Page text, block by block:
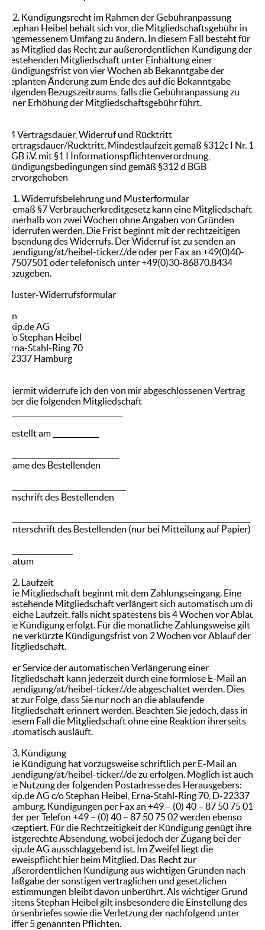
3.2. Kündigungsrecht im Rahmen der Gebühranpassung
Stephan Heibel behält sich vor, die Mitgliedschaftsgebühr in
angemessenem Umfang zu ändern. In diesem Fall besteht für
das Mitglied das Recht zur außerordentlichen Kündigung der
bestehenden Mitgliedschaft unter Einhaltung einer
Kündigungsfrist von vier Wochen ab Bekanntgabe der
geplanten Änderung zum Ende des auf die Bekanntgabe
folgenden Bezugszeitraums, falls die Gebühranpassung zu
einer Erhöhung der Mitgliedschaftsgebühr führt.
§4 Vertragsdauer, Widerruf und Rücktritt
Vertragsdauer/Rücktritt, Mindestlaufzeit gemäß §312c I Nr. 1
BGB i.V. mit §1 I Informationspflichtenverordnung,
Kündigungsbedingungen sind gemäß §312 d BGB
hervorgehoben
4.1. Widerrufsbelehrung und Musterformular
Gemäß §7 Verbraucherkreditgesetz kann eine Mitgliedschaft
innerhalb von zwei Wochen ohne Angaben von Gründen
widerrufen werden. Die Frist beginnt mit der rechtzeitigen
Absendung des Widerrufs. Der Widerruf ist zu senden an
kuendigung/at/heibel-ticker/./de oder per Fax an +49(0)40-
87507501 oder telefonisch unter +49(0)30-86870.8434
abzugeben.
Muster-Widerrufsformular
An
ekip.de AG
c/o Stephan Heibel
Erna-Stahl-Ring 70
22337 Hamburg
Hiermit widerrufe ich den von mir abgeschlossenen Vertrag
über die folgenden Mitgliedschaft
Bestellt am _____________
Name des Bestellenden
Anschrift des Bestellenden
Unterschrift des Bestellenden (nur bei Mitteilung auf Papier)
Datum
4.2. Laufzeit
Die Mitgliedschaft beginnt mit dem Zahlungseingang. Eine
bestehende Mitgliedschaft verlängert sich automatisch um die
gleiche Laufzeit, falls nicht spätestens bis 4 Wochen vor Ablauf
die Kündigung erfolgt. Für die monatliche Zahlungsweise gilt
eine verkürzte Kündigungsfrist von 2 Wochen vor Ablauf der
Mitgliedschaft.
Der Service der automatischen Verlängerung einer
Mitgliedschaft kann jederzeit durch eine formlose E-Mail an
kuendigung/at/heibel-ticker/./de abgeschaltet werden. Dies
hat zur Folge, dass Sie nur noch an die ablaufende
Mitgliedschaft erinnert werden. Beachten Sie jedoch, dass in
diesem Fall die Mitgliedschaft ohne eine Reaktion ihrerseits
automatisch ausläuft.
4.3. Kündigung
Die Kündigung hat vorzugsweise schriftlich per E-Mail an
kuendigung/at/heibel-ticker/./de zu erfolgen. Möglich ist auch
die Nutzung der folgenden Postadresse des Herausgebers:
ekip.de AG c/o Stephan Heibel, Erna-Stahl-Ring 70, D-22337
Hamburg. Kündigungen per Fax an +49 – (0) 40 – 87 50 75 01
oder per Telefon +49 – (0) 40 – 87 50 75 02 werden ebenso
akzeptiert. Für die Rechtzeitigkeit der Kündigung genügt ihre
fristgerechte Absendung, wobei jedoch der Zugang bei der
ekip.de AG ausschlaggebend ist. Im Zweifel liegt die
Beweispflicht hier beim Mitglied. Das Recht zur
außerordentlichen Kündigung aus wichtigen Gründen nach
Maßgabe der sonstigen vertraglichen und gesetzlichen
Bestimmungen bleibt davon unberührt. Als wichtiger Grund
seitens Stephan Heibel gilt insbesondere die Einstellung des
Börsenbriefes sowie die Verletzung der nachfolgend unter
Ziffer 5 genannten Pflichten.